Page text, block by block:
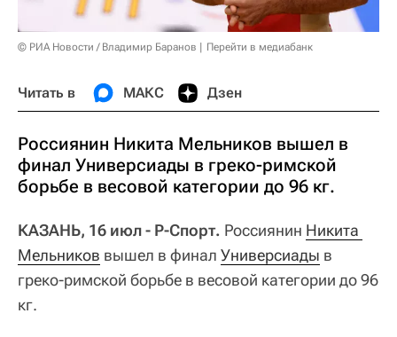
© РИА Новости / Владимир Баранов Перейти в медиабанк
Читать в МАКС Дзен
Россиянин Никита Мельников вышел в
финал Универсиады в греко-римской
борьбе в весовой категории до 96 кг.
КАЗАНЬ, 16 июл - Р-Спорт. Россиянин Никита
Мельников вышел в финал Универсиады в
греко-римской борьбе в весовой категории до 96
кг.